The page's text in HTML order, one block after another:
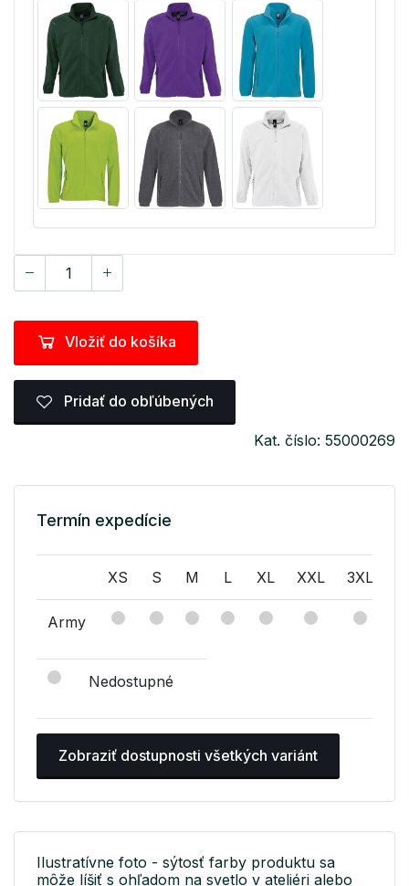
Vložiť do košíka
Pridať do obľúbených
Kat. číslo: 55000269
Termín expedície
XS S M L XL XXL 3XL
Army
Nedostupné
Zobraziť dostupnosti všetkých variánt
Ilustratívne foto - sýtosť farby produktu sa
môže líšiť s ohľadom na svetlo v ateliéri alebo